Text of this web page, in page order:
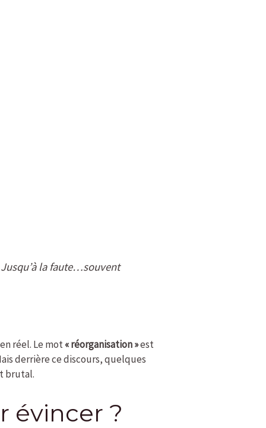
la faute…souvent
réel. Le mot« réorganisation »est
derrière ce discours, quelques
brutal.
évincer ?